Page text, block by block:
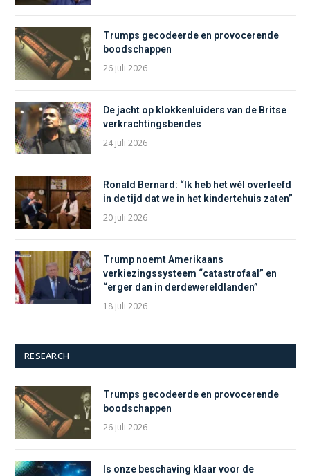
Trumps gecodeerde en provocerende
boodschappen
26 juli 2026
De jacht op klokkenluiders van de Britse
verkrachtingsbendes
24 juli 2026
Ronald Bernard: “Ik heb het wél overleefd
in de tijd dat we in het kindertehuis zaten”
20 juli 2026
Trump noemt Amerikaans
verkiezingssysteem “catastrofaal” en
“erger dan in derdewereldlanden”
18 juli 2026
RESEARCH
Trumps gecodeerde en provocerende
boodschappen
26 juli 2026
Is onze beschaving klaar voor de